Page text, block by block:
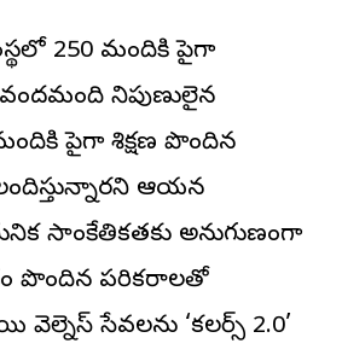
250 మందికి పైగా
వందమంది నిపుణులైన
పైగా శిక్షణ పొందిన
ఆయన
సాంకేతికతకు అనుగుణంగా
పొందిన పరికరాలతో
సేవలను ‘కలర్స్ 2.0’